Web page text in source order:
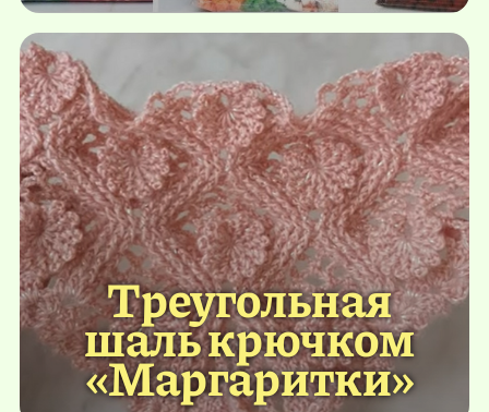
Треугольная
шаль крючком
«Маргаритки»